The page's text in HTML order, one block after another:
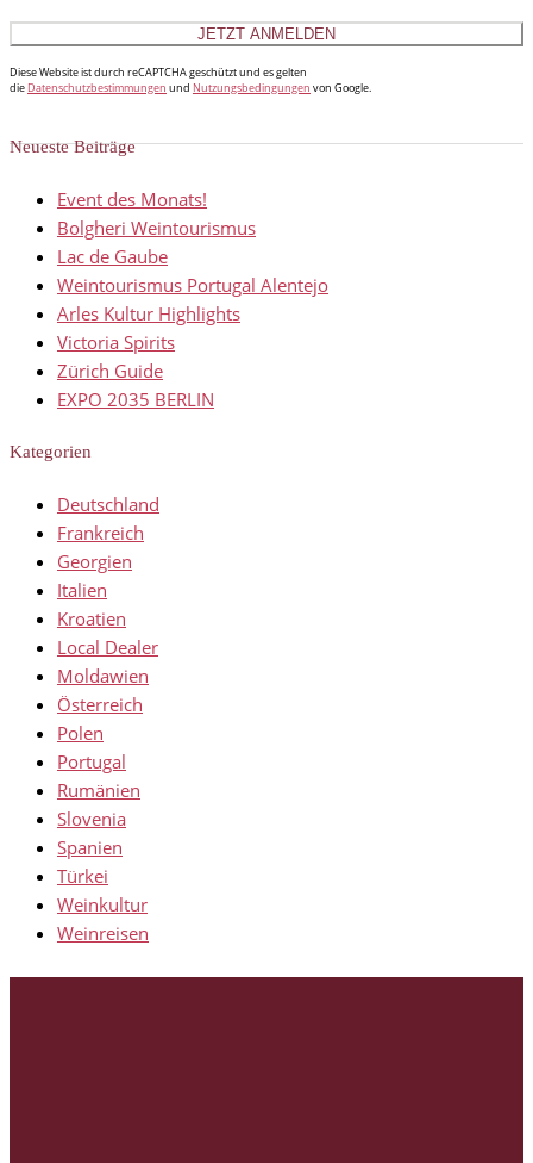
Diese Website ist durch reCAPTCHA geschützt und es gelten
die Datenschutzbestimmungen und Nutzungsbedingungen von Google.
Neueste Beiträge
Event des Monats!
Bolgheri Weintourismus
Lac de Gaube
Weintourismus Portugal Alentejo
Arles Kultur Highlights
Victoria Spirits
Zürich Guide
EXPO 2035 BERLIN
Kategorien
Deutschland
Frankreich
Georgien
Italien
Kroatien
Local Dealer
Moldawien
Österreich
Polen
Portugal
Rumänien
Slovenia
Spanien
Türkei
Weinkultur
Weinreisen